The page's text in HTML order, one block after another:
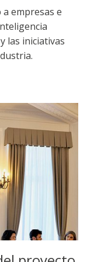
a empresas e
las iniciativas